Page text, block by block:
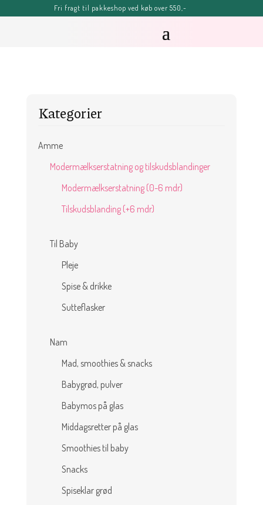
Fri fragt til pakkeshop ved køb over 550,-
Kategorier
Amme
Modermælkserstatning og tilskudsblandinger
Modermælkserstatning (0-6 mdr)
Tilskudsblanding (+6 mdr)
Til Baby
Pleje
Spise & drikke
Sutteflasker
Nam
Mad, smoothies & snacks
Babygrød, pulver
Babymos på glas
Middagsretter på glas
Smoothies til baby
Snacks
Spiseklar grød
FERIE-MELDING
forsinket, men vil senest blive afsendt tirsdag d. 11. august.